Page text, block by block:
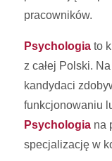
pracowników.
Psychologia to
z całej Polski.
kandydaci
funkcjonowaniu
Psychologia na
specjalizację w